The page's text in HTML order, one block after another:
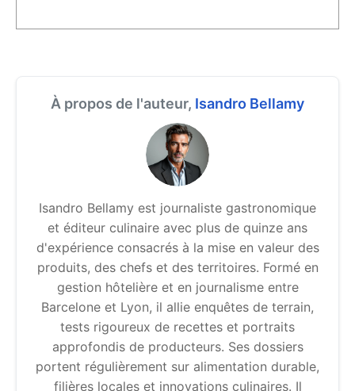
À propos de l'auteur, Isandro Bellamy
Isandro Bellamy est journaliste gastronomique
et éditeur culinaire avec plus de quinze ans
d'expérience consacrés à la mise en valeur des
produits, des chefs et des territoires. Formé en
gestion hôtelière et en journalisme entre
Barcelone et Lyon, il allie enquêtes de terrain,
tests rigoureux de recettes et portraits
approfondis de producteurs. Ses dossiers
portent régulièrement sur alimentation durable,
filières locales et innovations culinaires. Il